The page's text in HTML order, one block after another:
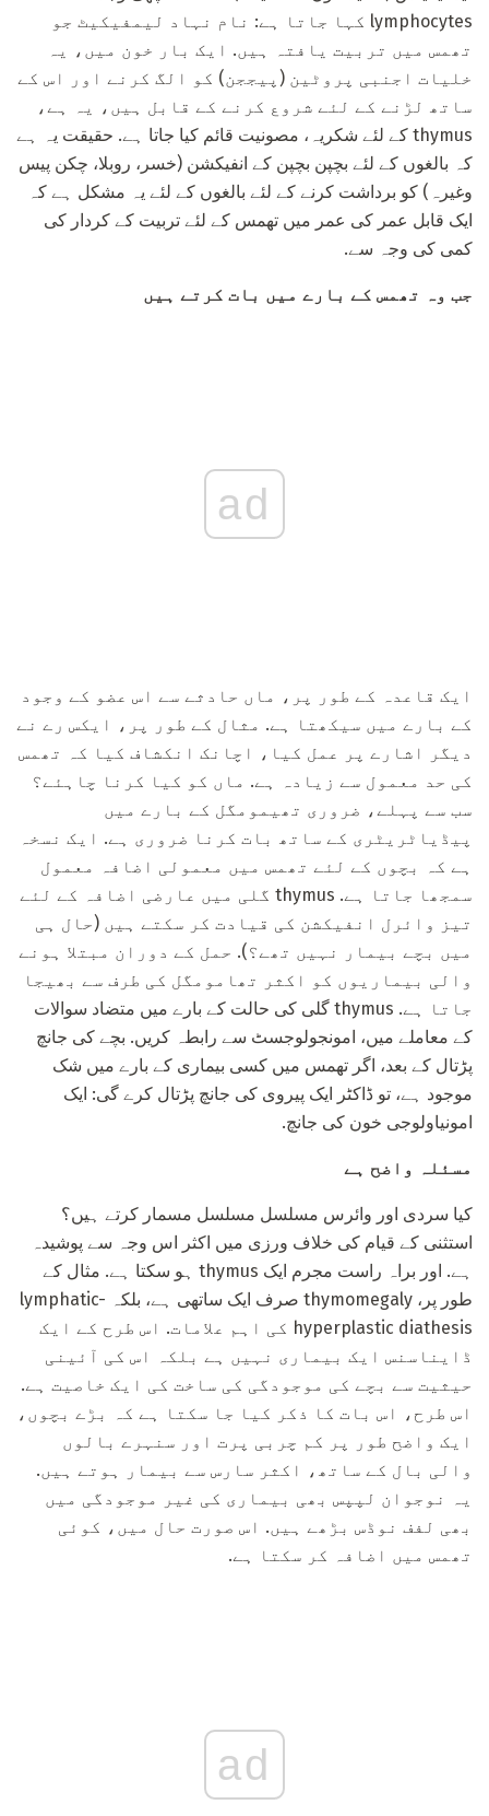
lymphocytes کہا جاتا ہے: نام نہاد لیمفیکیٹ جو
تھمس میں تربیت یافتہ ہیں. ایک بار خون میں، یہ
خلیات اجنبی پروٹین (پیججن) کو الگ کرنے اور اس کے
ساتھ لڑنے کے لئے شروع کرنے کے قابل ہیں، یہ ہے،
thymus کے لئے شکریہ، مصونیت قائم کیا جاتا ہے. حقیقت یہ ہے
کہ بالغوں کے لئے بچپن بچپن کے انفیکشن (خسر، روبلا، چکن پیس
وغیرہ) کو برداشت کرنے کے لئے بالغوں کے لئے یہ مشکل ہے کہ
ایک قابل عمر کی عمر میں تھمس کے لئے تربیت کے کردار کی
کمی کی وجہ سے.
جب وہ تھمس کے بارے میں بات کرتے ہیں
ad
ایک قاعدہ کے طور پر، ماں حادثے سے اس عضو کے وجود
کے بارے میں سیکھتا ہے. مثال کے طور پر، ایکس رے نے
دیگر اشارے پر عمل کیا، اچانک انکشاف کیا کہ تھمس
کی حد معمول سے زیادہ ہے. ماں کو کیا کرنا چاہئے؟
سب سے پہلے، ضروری تھیمومگل کے بارے میں
پیڈیاٹریٹری کے ساتھ بات کرنا ضروری ہے. ایک نسخہ
ہے کہ بچوں کے لئے تھمس میں معمولی اضافہ معمول
سمجھا جاتا ہے. thymus گلی میں عارضی اضافہ کے لئے
تیز وائرل انفیکشن کی قیادت کر سکتے ہیں (حال ہی
میں بچے بیمار نہیں تھے؟). حمل کے دوران مبتلا ہونے
والی بیماریوں کو اکثر تھامومگل کی طرف سے بھیجا
جاتا ہے. thymus گلی کی حالت کے بارے میں متضاد سوالات
کے معاملے میں، امونجولوجسٹ سے رابطہ کریں. بچے کی جانچ
پڑتال کے بعد، اگر تھمس میں کسی بیماری کے بارے میں شک
موجود ہے، تو ڈاکٹر ایک پیروی کی جانچ پڑتال کرے گی: ایک
امونیاولوجی خون کی جانچ.
مسئلہ واضح ہے
کیا سردی اور وائرس مسلسل مسلسل مسمار کرتے ہیں؟
استثنی کے قیام کی خلاف ورزی میں اکثر اس وجہ سے پوشیدہ
ہے. اور براہ راست مجرم ایک thymus ہو سکتا ہے. مثال کے
طور پر، thymomegaly صرف ایک ساتھی ہے، بلکہ lymphatic-
hyperplastic diathesis کی اہم علامات. اس طرح کے ایک
ڈایناسنس ایک بیماری نہیں ہے بلکہ اس کی آئینی
حیثیت سے بچے کی موجودگی کی ساخت کی ایک خاصیت ہے.
اس طرح، اس بات کا ذکر کیا جا سکتا ہے کہ بڑے بچوں،
ایک واضح طور پر کم چربی پرت اور سنہرے بالوں
والی بال کے ساتھ، اکثر سارس سے بیمار ہوتے ہیں.
یہ نوجوان لپپس بھی بیماری کی غیر موجودگی میں
بھی لفف نوڈس بڑھے ہیں. اس صورت حال میں، کوئی
تھمس میں اضافہ کر سکتا ہے.
ad